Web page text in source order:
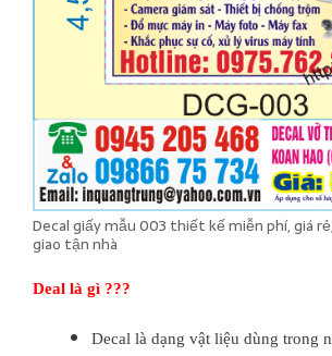
Decal giấy mẫu 003 thiết kế miễn phí, giá
giao tận nhà
Deal là gì ???
Decal là dạng vật liệu dùng trong